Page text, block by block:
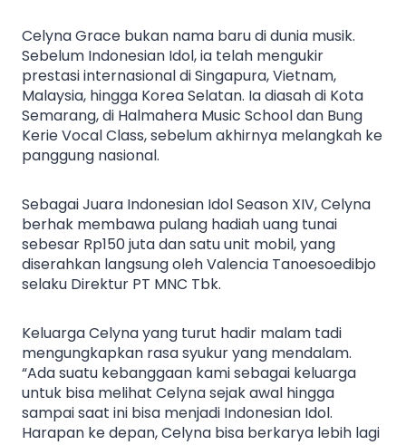
Celyna Grace bukan nama baru di dunia musik.
Sebelum Indonesian Idol, ia telah mengukir
prestasi internasional di Singapura, Vietnam,
Malaysia, hingga Korea Selatan. Ia diasah di Kota
Semarang, di Halmahera Music School dan Bung
Kerie Vocal Class, sebelum akhirnya melangkah ke
panggung nasional.
Sebagai Juara Indonesian Idol Season XIV, Celyna
berhak membawa pulang hadiah uang tunai
sebesar Rp150 juta dan satu unit mobil, yang
diserahkan langsung oleh Valencia Tanoesoedibjo
selaku Direktur PT MNC Tbk.
Keluarga Celyna yang turut hadir malam tadi
mengungkapkan rasa syukur yang mendalam.
“Ada suatu kebanggaan kami sebagai keluarga
untuk bisa melihat Celyna sejak awal hingga
sampai saat ini bisa menjadi Indonesian Idol.
Harapan ke depan, Celyna bisa berkarya lebih lagi